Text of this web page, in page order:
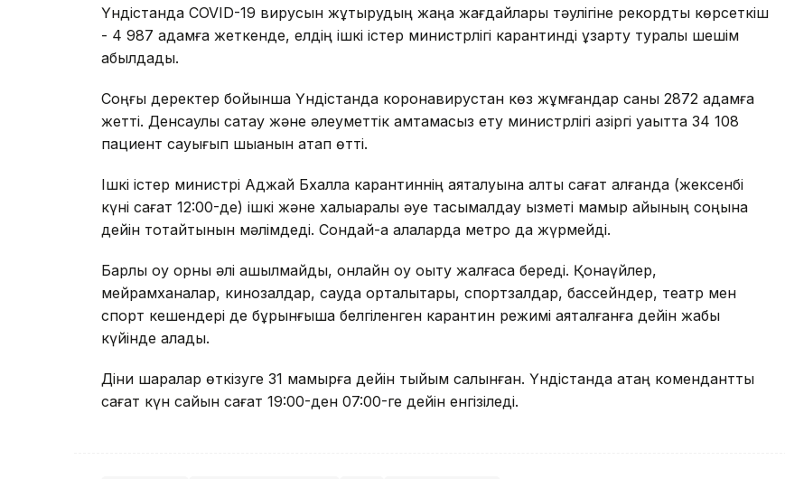
Үндістанда COVID-19 вирусын жұқтырудың жаңа жағдайлары тәулігіне рекордты көрсеткіш
- 4 987 адамға жеткенде, елдің ішкі істер министрлігі карантинді ұзарту туралы шешім
қабылдады.
Соңғы деректер бойынша Үндістанда коронавирустан көз жұмғандар саны 2872 адамға
жетті. Денсаулық сақтау және әлеуметтік қамтамасыз ету министрлігі қазіргі уақытта 34 108
пациент сауығып шыққанын атап өтті.
Ішкі істер министрі Аджай Бхалла карантиннің аяқталуына алты сағат қалғанда (жексенбі
күні сағат 12:00-де) ішкі және халықаралық әуе тасымалдау қызметі мамыр айының соңына
дейін тоқтайтынын мәлімдеді. Сондай-ақ қалаларда метро да жүрмейді.
Барлық оқу орны әлі ашылмайды, онлайн оқу оқыту жалғаса береді. Қонақүйлер,
мейрамханалар, кинозалдар, сауда орталықтары, спортзалдар, бассейндер, театр мен
спорт кешендері де бұрынғыша белгіленген карантин режимі аяқталғанға дейін жабық
күйінде қалады.
Діни шаралар өткізуге 31 мамырға дейін тыйым салынған. Үндістанда қатаң коменданттық
сағат күн сайын сағат 19:00-ден 07:00-ге дейін енгізіледі.